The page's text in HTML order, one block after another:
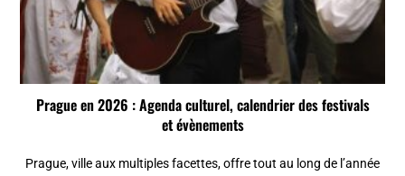
Prague en 2026 : Agenda culturel, calendrier des festivals
et évènements
Prague, ville aux multiples facettes, offre tout au long de l’année